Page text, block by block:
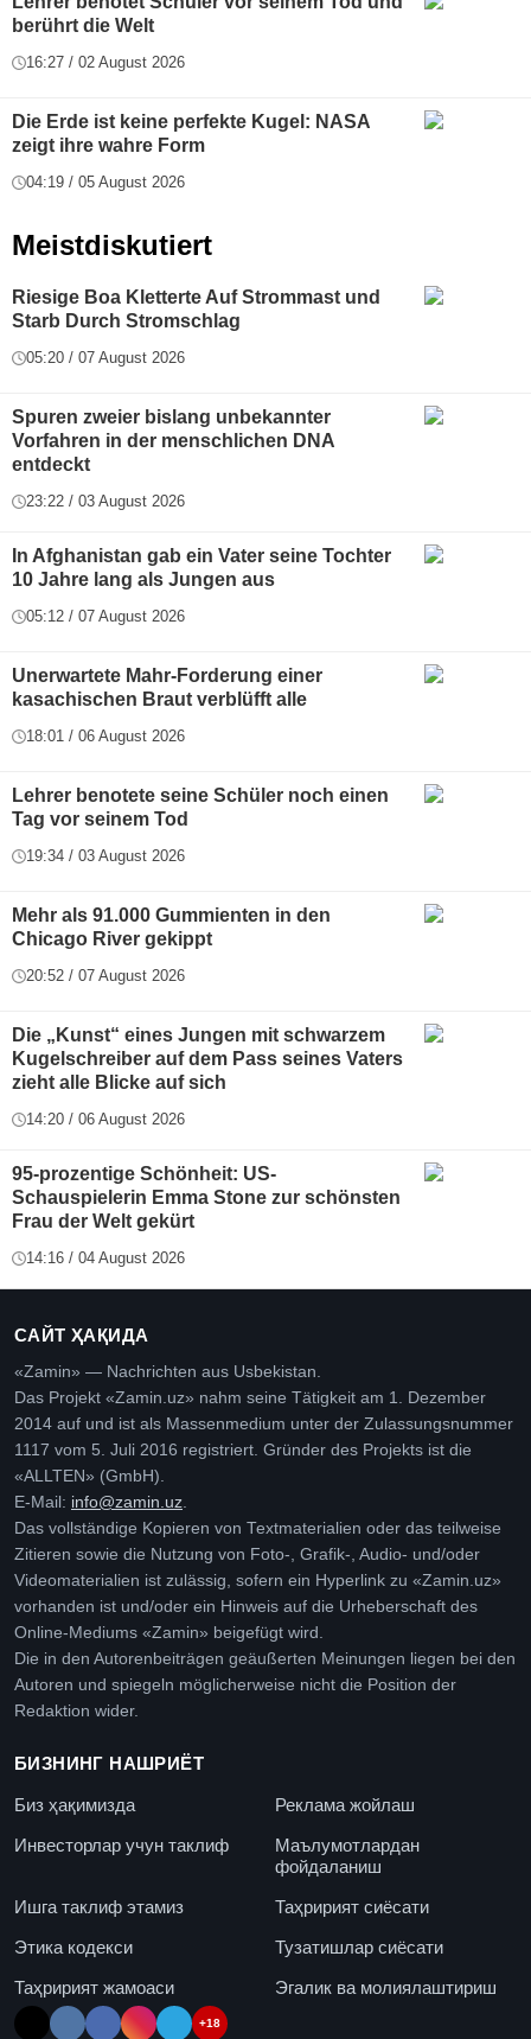
berührt die Welt
16:27 / 02 August 2026
Die Erde ist keine perfekte Kugel: NASA
zeigt ihre wahre Form
04:19 / 05 August 2026
Meistdiskutiert
Riesige Boa Kletterte Auf Strommast und
Starb Durch Stromschlag
05:20 / 07 August 2026
Spuren zweier bislang unbekannter
Vorfahren in der menschlichen DNA
entdeckt
23:22 / 03 August 2026
In Afghanistan gab ein Vater seine Tochter
10 Jahre lang als Jungen aus
05:12 / 07 August 2026
Unerwartete Mahr-Forderung einer
kasachischen Braut verblüfft alle
18:01 / 06 August 2026
Lehrer benotete seine Schüler noch einen
Tag vor seinem Tod
19:34 / 03 August 2026
Mehr als 91.000 Gummienten in den
Chicago River gekippt
20:52 / 07 August 2026
Die „Kunst“ eines Jungen mit schwarzem
Kugelschreiber auf dem Pass seines Vaters
zieht alle Blicke auf sich
14:20 / 06 August 2026
95-prozentige Schönheit: US-
Schauspielerin Emma Stone zur schönsten
Frau der Welt gekürt
14:16 / 04 August 2026
САЙТ ҲАҚИДА
«Zamin» — Nachrichten aus Usbekistan.
Das Projekt «Zamin.uz» nahm seine Tätigkeit am 1. Dezember
2014 auf und ist als Massenmedium unter der Zulassungsnummer
1117 vom 5. Juli 2016 registriert. Gründer des Projekts ist die
«ALLTEN» (GmbH).
E-Mail: info@zamin.uz.
Das vollständige Kopieren von Textmaterialien oder das teilweise
Zitieren sowie die Nutzung von Foto-, Grafik-, Audio- und/oder
Videomaterialien ist zulässig, sofern ein Hyperlink zu «Zamin.uz»
vorhanden ist und/oder ein Hinweis auf die Urheberschaft des
Online-Mediums «Zamin» beigefügt wird.
Die in den Autorenbeiträgen geäußerten Meinungen liegen bei den
Autoren und spiegeln möglicherweise nicht die Position der
Redaktion wider.
БИЗНИНГ НАШРИЁТ
Биз ҳақимизда
Реклама жойлаш
Инвесторлар учун таклиф
Маълумотлардан
фойдаланиш
Ишга таклиф этамиз
Таҳририят сиёсати
Этика кодекси
Тузатишлар сиёсати
Таҳририят жамоаси
Эгалик ва молиялаштириш
+18